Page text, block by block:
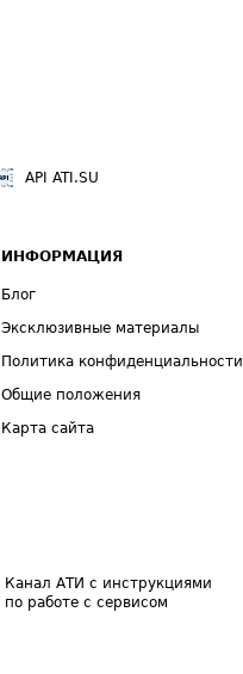
API ATI.SU
ИНФОРМАЦИЯ
Блог
Эксклюзивные материалы
Политика конфиденциальности
Общие положения
Карта сайта
Канал АТИ с инструкциями
по работе с сервисом